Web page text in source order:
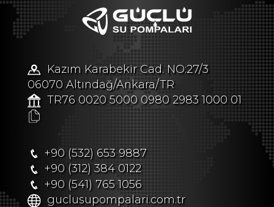
Kazım Karabekir Cad. NO:27/3
06070 Altındağ/Ankara/TR
TR76 0020 5000 0980 2983 1000 01
+90 (532) 653 9887
+90 (312) 384 0122
+90 (541) 765 1056
guclusupompalari.com.tr